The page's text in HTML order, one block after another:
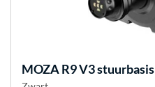
MOZAR9 V3 stuurbasis